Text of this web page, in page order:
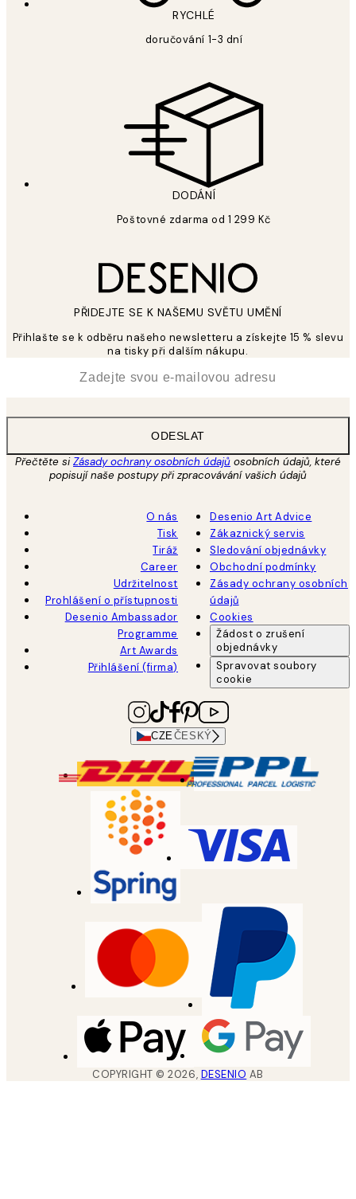
RYCHLÉ
doručování 1-3 dní
DODÁNÍ
Poštovné zdarma od 1 299 Kč
PŘIDEJTE SE K NAŠEMU SVĚTU UMĚNÍ
Přihlašte se k odběru našeho newsletteru a získejte 15 % slevu
na tisky při dalším nákupu.
ODESLAT
Přečtěte siZásady ochrany osobních údajů osobních údajů, které
popisují naše postupy při zpracovávání vašich údajů
O nás
Tisk
Tiráž
Career
Udržitelnost
Prohlášení o přístupnosti
Desenio Ambassador
Programme
Art Awards
Přihlášení (firma)
Desenio Art Advice
Zákaznický servis
Sledování objednávky
Obchodní podmínky
Zásady ochrany osobních
údajů
Cookies
Žádost o zrušení
objednávky
Spravovat soubory
cookie
CZEČESKÝ
COPYRIGHT ©2026, DESENIO AB